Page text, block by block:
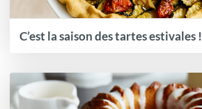
C’est la saison des tartes estivales !